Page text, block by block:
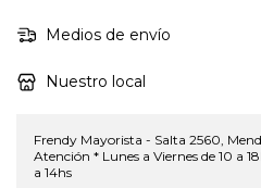
Medios de envío
Nuestro local
Frendy Mayorista - Salta 2560,
Atención * Lunes a Viernes de 10 a
a 14hs